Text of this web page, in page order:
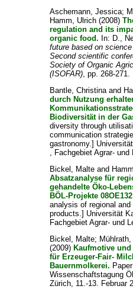
Aschemann, Jessica;
Hamm, Ulrich(2008)
regulation and its
organic food. In: D.,
future based on
Second scientific
Society of Organic
(ISOFAR), pp. 268-271.
Bantle, Christinaand
durch Nutzung
Biodiversität in der
diversity through
communication
gastronomy.]
, Fachgebiet Agrar-
Bickel, Malteand
Absatzanalyse für
gehandelte Öko-
BÖL-Projekte
analysis of regional and
products.] Universität
Fachgebiet Agrar- und
Bickel, Malte; Mühlrath,
(2009) Kaufmotive
für Erzeuger-Fair-
Bauernmolkerei.
Wissenschaftstagung
Zürich, 11.-13. Februar